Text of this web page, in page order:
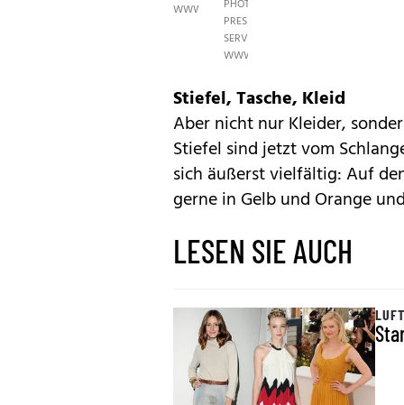
WWW.PHOTOPRESS.AT
PHOTO
PRESS
SERVICE,
WWW.PHOTOPRESS.AT
Stiefel, Tasche, Kleid
Aber nicht nur Kleider,
Stiefel sind jetzt vom
sich äußerst vielfältig: Auf
gerne in Gelb und Orange
LESEN SIE AUCH